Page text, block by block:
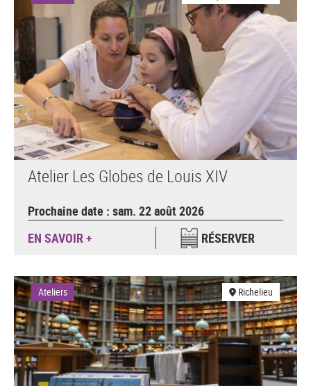
Atelier Les Globes de Louis XIV
Prochaine date : sam. 22 août 2026
EN SAVOIR +
RÉSERVER
Ateliers Richelieu